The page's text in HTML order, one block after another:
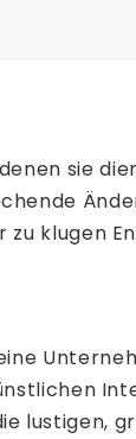
sie
klugen
lustigen,